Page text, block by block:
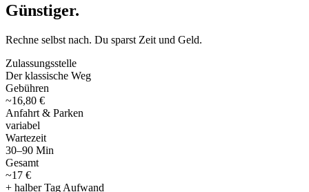
Günstiger.
Rechne selbst nach. Du sparst Zeit und Geld.
Zulassungsstelle
Der klassische Weg
Gebühren
~16,80 €
Anfahrt & Parken
variabel
Wartezeit
30–90 Min
Gesamt
~17 €
+ halber Tag Aufwand